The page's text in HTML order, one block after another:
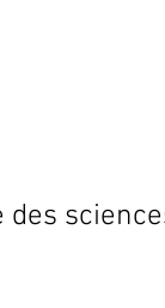
des